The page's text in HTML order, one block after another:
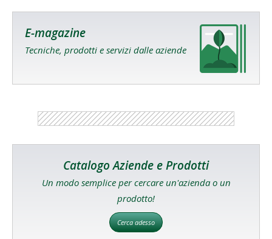
E-magazine
Tecniche, prodotti e servizi dalle aziende
Catalogo Aziende e Prodotti
Un modo semplice per cercare un'azienda o un
prodotto!
Cerca adesso